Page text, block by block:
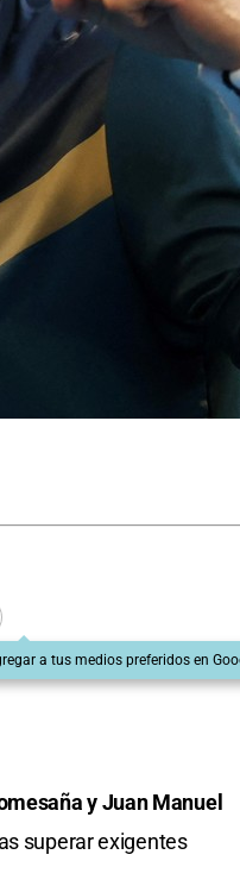
a tus medios preferidos en
y Juan Manuel
superar exigentes